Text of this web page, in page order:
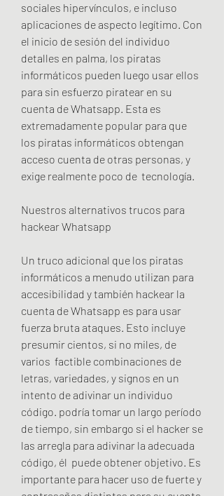
sociales hipervínculos, e incluso
aplicaciones de aspecto legítimo. Con
el inicio de sesión del individuo
detalles en palma, los piratas
informáticos pueden luego usar ellos
para sin esfuerzo piratear en su
cuenta de Whatsapp. Esta es
extremadamente popular para que
los piratas informáticos obtengan
acceso cuenta de otras personas, y
exige realmente poco de  tecnología.
Nuestros alternativos trucos para
hackear Whatsapp
Un truco adicional que los piratas
informáticos a menudo utilizan para
accesibilidad y también hackear la
cuenta de Whatsapp es para usar
fuerza bruta ataques. Esto incluye
presumir cientos, si no miles, de
varios  factible combinaciones de
letras, variedades, y signos en un
intento de adivinar un individuo
código. podría tomar un largo período
de tiempo, sin embargo si el hacker se
las arregla para adivinar la adecuada
código, él  puede obtener objetivo. Es
importante para hacer uso de fuerte y